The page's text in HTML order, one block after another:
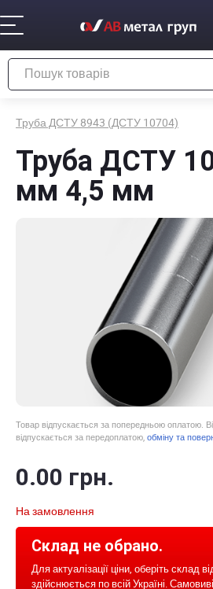
Труба ДСТУ 8943 (ДСТУ 10704)
Труба ДСТУ
мм 4,5 мм
Товар відпускається за попередньою оплатою.
відпускається за передоплатою, обміну та
0.00 грн.
На замовлення
Склад не обрано.
Для актуалізації ціни, оберіть склад
здійснюється по всій Україні.